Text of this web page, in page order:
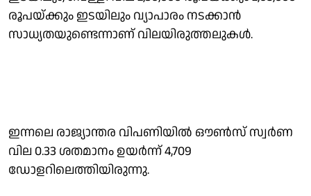
രൂപയ്ക്കും ഇടയിലും വ്യാപാരം നടക്കാന്‍
സാധ്യതയുണ്ടെന്നാണ് വിലയിരുത്തലുകള്‍.
ഇന്നലെ രാജ്യാന്തര വിപണിയില്‍ ഔണ്‍സ് സ്വര്‍ണ
വില 0.33 ശതമാനം ഉയര്‍ന്ന് 4,709
ഡോളറിലെത്തിയിരുന്നു.